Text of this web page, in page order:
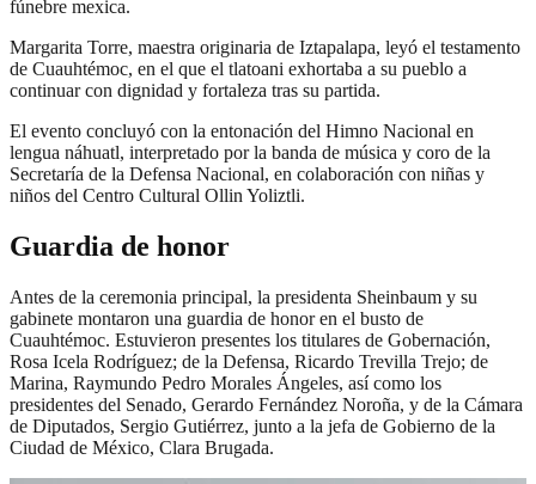
fúnebre mexica.
Margarita Torre, maestra originaria de Iztapalapa, leyó el testamento
de Cuauhtémoc, en el que el tlatoani exhortaba a su pueblo a
continuar con dignidad y fortaleza tras su partida.
El evento concluyó con la entonación del Himno Nacional en
lengua náhuatl, interpretado por la banda de música y coro de la
Secretaría de la Defensa Nacional, en colaboración con niñas y
niños del Centro Cultural Ollin Yoliztli.
Guardia de honor
Antes de la ceremonia principal, la presidenta Sheinbaum y su
gabinete montaron una guardia de honor en el busto de
Cuauhtémoc. Estuvieron presentes los titulares de Gobernación,
Rosa Icela Rodríguez; de la Defensa, Ricardo Trevilla Trejo; de
Marina, Raymundo Pedro Morales Ángeles, así como los
presidentes del Senado, Gerardo Fernández Noroña, y de la Cámara
de Diputados, Sergio Gutiérrez, junto a la jefa de Gobierno de la
Ciudad de México, Clara Brugada.